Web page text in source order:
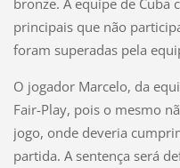
principais que não
foram superadas pela
O jogador Marcelo, da
Fair-Play, pois o mesmo
jogo, onde deveria
partida. A sentença será